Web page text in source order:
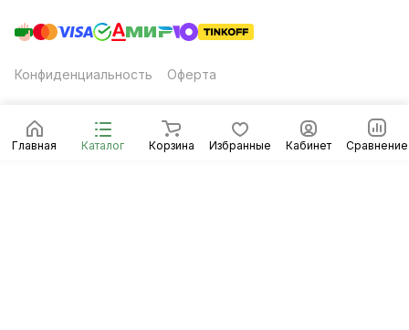
Главная Каталог Корзина Избранные Кабинет Сравнение
Конфиденциальность Оферта